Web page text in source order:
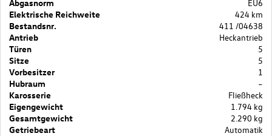
Abgasnorm
EU6
Elektrische Reichweite
424 km
Bestandsnr.
411 /04638
Antrieb
Heckantrieb
Türen
5
Sitze
5
Vorbesitzer
1
Hubraum
–
Karosserie
Fließheck
Eigengewicht
1.794 kg
Gesamtgewicht
2.290 kg
Getriebeart
Automatik